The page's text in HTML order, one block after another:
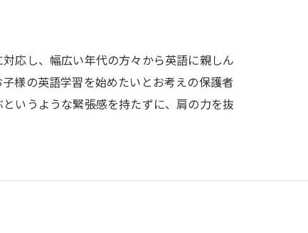
応し、幅広い年代の方々から英語に親しん
様の英語学習を始めたいとお考えの保護者
いうような緊張感を持たずに、肩の力を抜